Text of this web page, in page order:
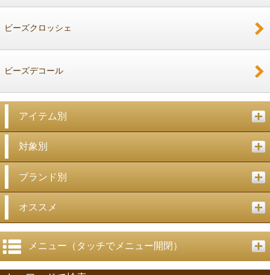
ビーズクロッシェ
ビーズデコール
アイテム別
対象別
ブランド別
オススメ
メニュー（タッチでメニュー開閉）